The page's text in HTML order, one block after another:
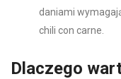
daniami
chili con carne.
Dlaczego